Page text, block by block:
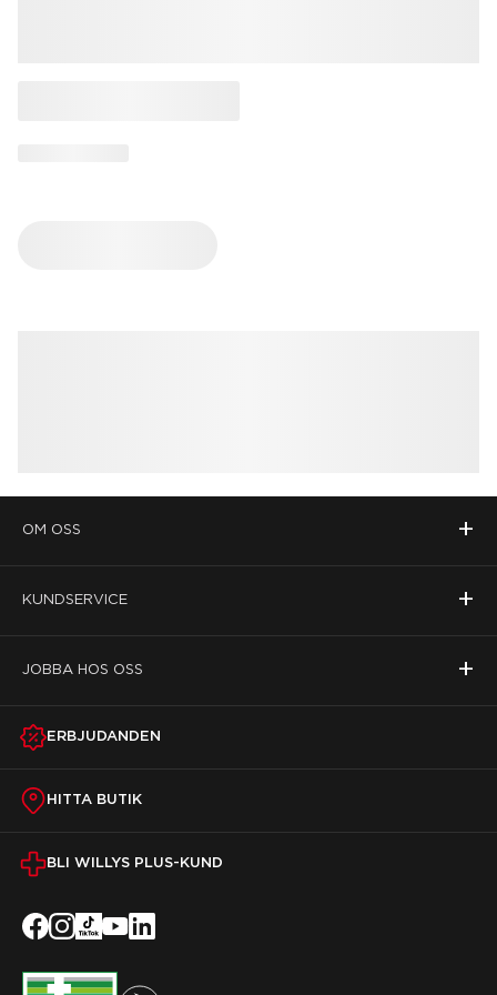
OM OSS +
KUNDSERVICE +
JOBBA HOS OSS +
ERBJUDANDEN
HITTA BUTIK
BLI WILLYS PLUS-KUND